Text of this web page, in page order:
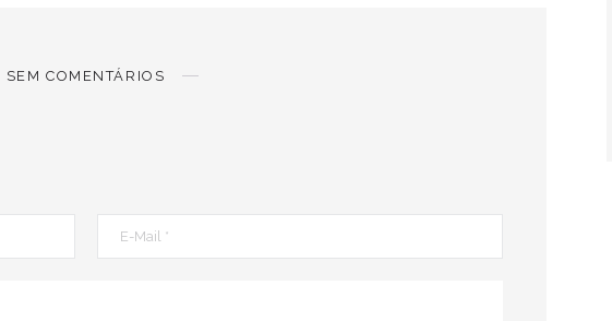
SEM COMENTÁRIOS